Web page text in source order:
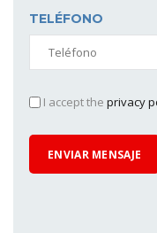
TELÉFONO
I accept the privacy